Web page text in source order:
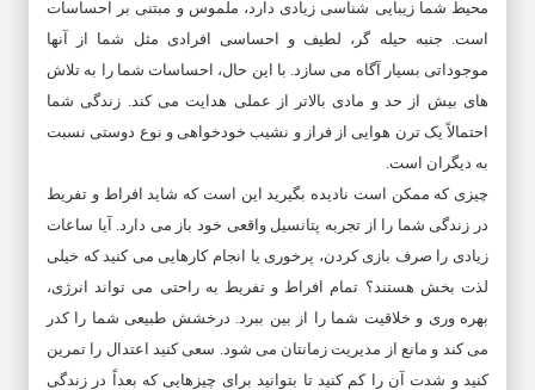
محیط شما زیبایی شناسی زیادی دارد، ملموس و مبتنی بر احساسات
است. جنبه حیله گر، لطیف و احساسی افرادی مثل شما از آنها
موجوداتی بسیار آگاه می سازد. با این حال، احساسات شما را به تلاش
های بیش از حد و مادی بالاتر از عملی هدایت می کند. زندگی شما
احتمالاً یک ترن هوایی از فراز و نشیب خودخواهی و نوع دوستی نسبت
به دیگران است.
چیزی که ممکن است نادیده بگیرید این است که شاید افراط و تفریط
در زندگی شما را از تجربه پتانسیل واقعی خود باز می دارد. آیا ساعات
زیادی را صرف بازی کردن، پرخوری یا انجام کارهایی می کنید که خیلی
لذت بخش هستند؟ تمام افراط و تفریط به راحتی می تواند انرژی،
بهره وری و خلاقیت شما را از بین ببرد. درخشش طبیعی شما را کدر
می کند و مانع از مدیریت زمانتان می شود. سعی کنید اعتدال را تمرین
کنید و شدت آن را کم کنید تا بتوانید برای چیزهایی که بعداً در زندگی